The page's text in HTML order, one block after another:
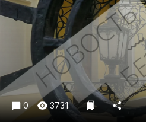
Криминал
Культура
Недвижимость и ЖКХ
Образование
Общество
Погода
Праздники
0 3731